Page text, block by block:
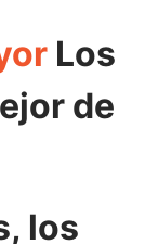
Los
de
los